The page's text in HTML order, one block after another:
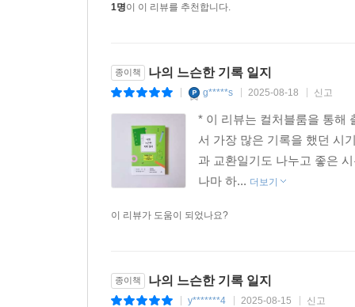
1명이 이 리뷰를 추천합니다.
종이책 나의 느슨한 기록 일지
g*****s 2025-08-18 신고
* 이 리뷰는 컬처블룸을 통해
서 가장 많은 기록을 했던 시
과 교환일기도 나누고 좋은
나마 하... 더보기
이 리뷰가 도움이 되었나요?
종이책 나의 느슨한 기록 일지
y*******4 2025-08-15 신고